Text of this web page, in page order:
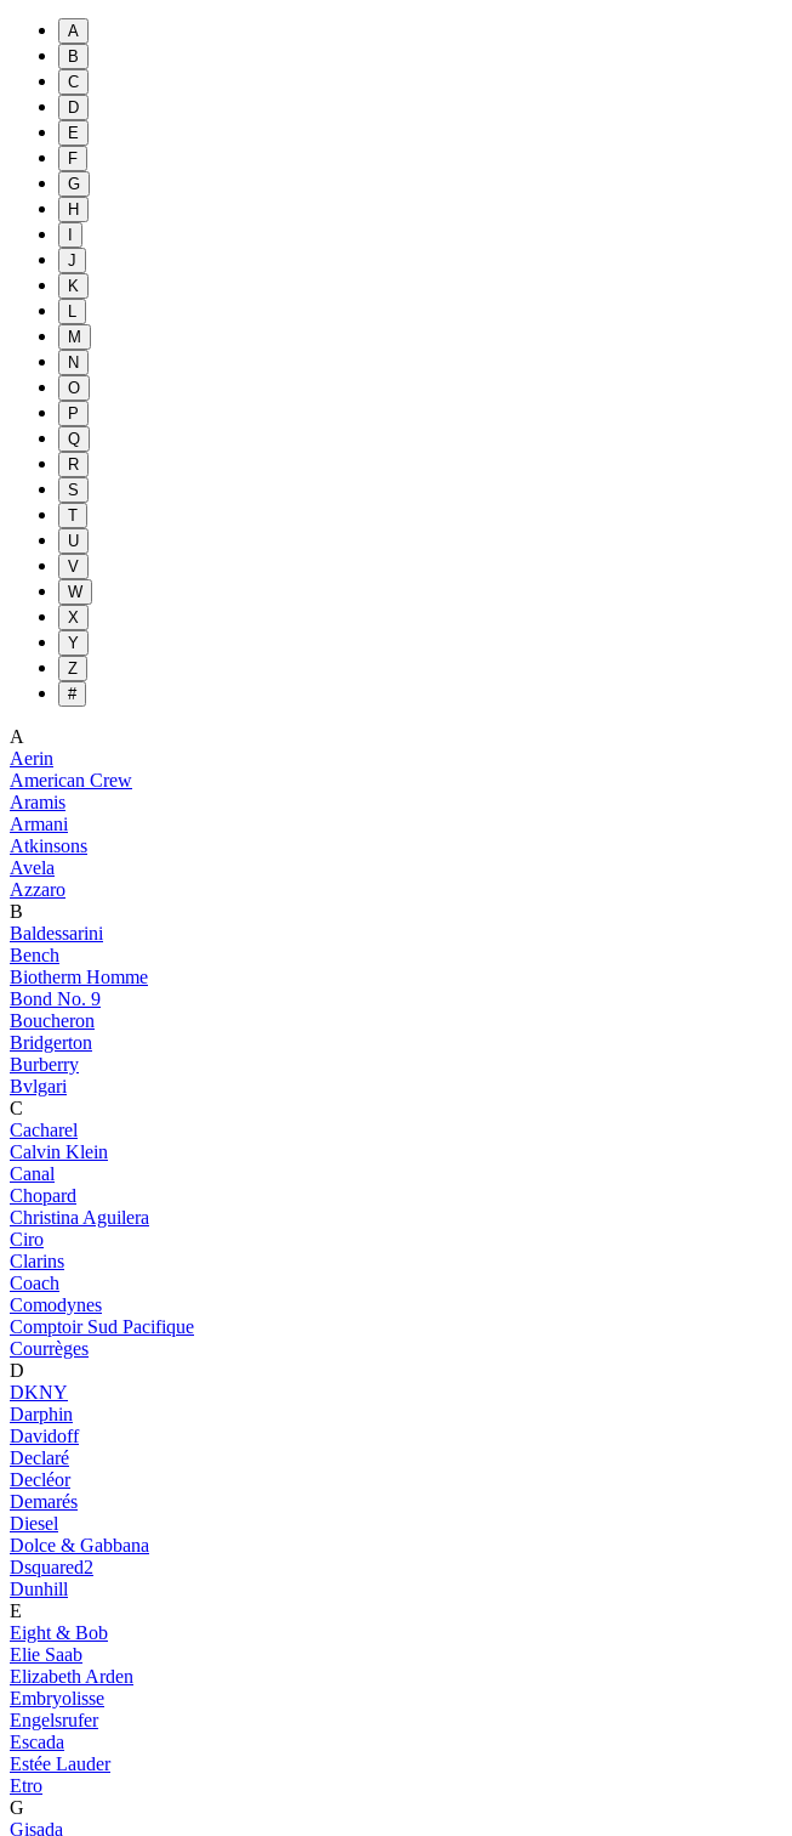
A
B
C
D
E
F
G
H
J
K
L
M
N
O
P
Q
R
S
T
U
V
W
X
Y
Z
#
A
Aerin
American Crew
Aramis
Armani
Atkinsons
Avela
Azzaro
B
Baldessarini
Bench
Biotherm Homme
Bond No. 9
Boucheron
Bridgerton
Burberry
Bvlgari
C
Cacharel
Calvin Klein
Canal
Chopard
Christina Aguilera
Ciro
Clarins
Coach
Comodynes
Comptoir Sud Pacifique
Courrèges
D
DKNY
Darphin
Davidoff
Declaré
Decléor
Demarés
Diesel
Dolce & Gabbana
Dsquared2
Dunhill
E
Eight & Bob
Elie Saab
Elizabeth Arden
Embryolisse
Engelsrufer
Escada
Estée Lauder
Etro
G
Gisada